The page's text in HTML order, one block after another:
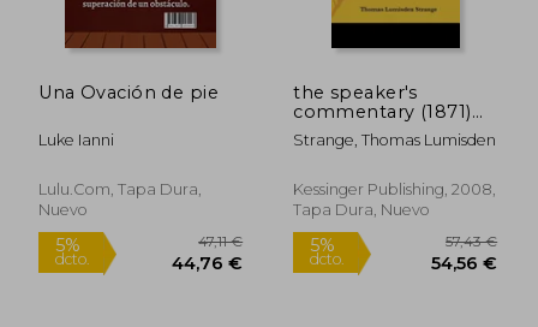
dcto. 13,21 €
5%
Una Ovación de pie
Luke Ianni
Lulu.Com, Tapa Dura,
Nuevo
the speaker's
commentary (1871)
(en Inglés)
Strange, Thomas Lumisden
Kessinger Publishing, 2008,
Tapa Dura, Nuevo